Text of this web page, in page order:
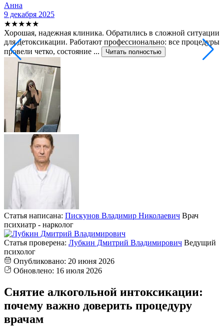
Анна
9 декабря 2025
★★★★★
Хорошая, надежная клиника. Обратились в сложной ситуации
для детоксикации. Работают профессионально: все процедуры
провели четко, состояние ...
Читать полностью
Статья написана: Пискунов Владимир Николаевич Врач
психиатр - нарколог
Статья проверена: Лубкин Дмитрий Владимирович Ведущий
психолог
Опубликовано: 20 июня 2026
Обновлено: 16 июля 2026
Снятие алкогольной интоксикации:
почему важно доверить процедуру
врачам